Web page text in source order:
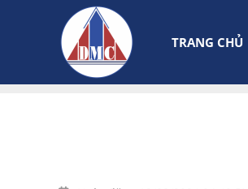
TRANG CHỦ
Trang chủ